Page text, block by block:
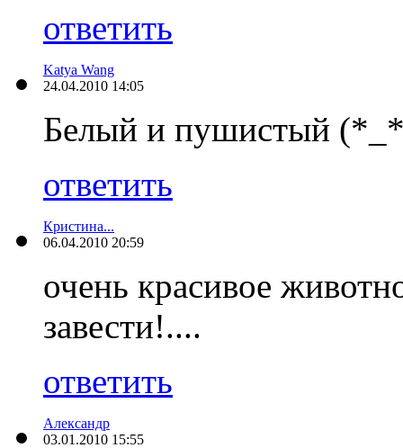
ответить
Katya Wang
24.04.2010 14:05
Белый и пушистый
ответить
Кристина...
06.04.2010 20:59
очень красивое
завести!....
ответить
Александр
03.01.2010 15:55